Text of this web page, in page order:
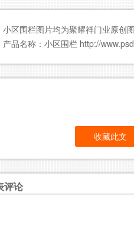
小区围栏图片均为聚耀祥门业原创
产品名称：小区围栏 http://
收藏此文
评论